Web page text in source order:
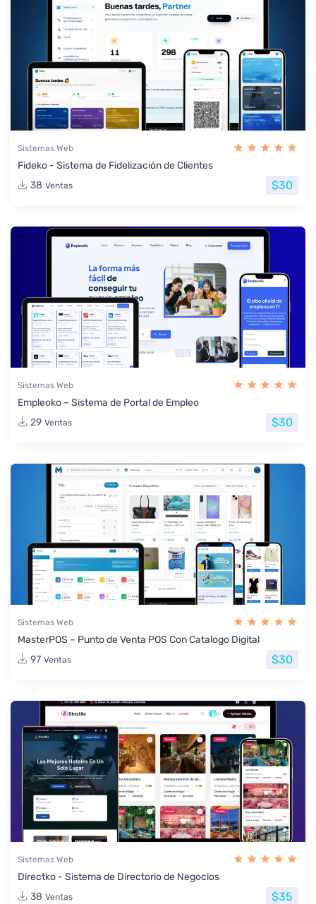
Sistemas Web
Fideko - Sistema de Fidelización de Clientes
38 Ventas $30
Sistemas Web
Empleoko – Sistema de Portal de Empleo
29 Ventas $30
Sistemas Web
MasterPOS – Punto de Venta POS Con Catalogo Digital
97 Ventas $30
Sistemas Web
Directko - Sistema de Directorio de Negocios
38 Ventas $35